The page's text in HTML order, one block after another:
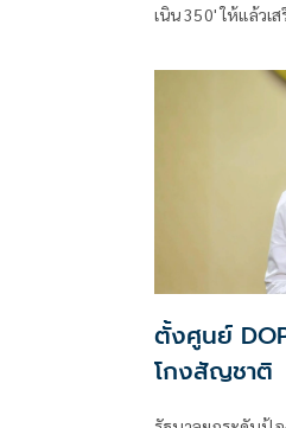
เนิน 350' ให้แล้ว
ชายแดน
ตั้งศูนย์
โกงสัญชาติ